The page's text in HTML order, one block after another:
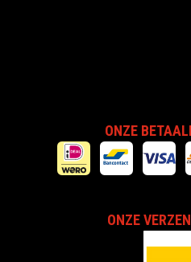
ONZE
ONZE